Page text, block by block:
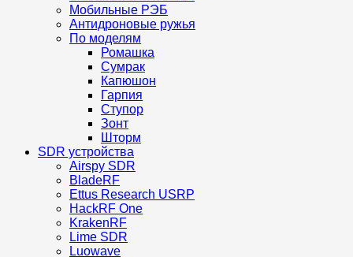
Мобильные РЭБ
Антидроновые ружья
По моделям
Ромашка
Сумрак
Капюшон
Гарпия
Ступор
Зонт
Шторм
SDR устройства
Airspy SDR
BladeRF
Ettus Research USRP
HackRF One
KrakenRF
Lime SDR
Luowave